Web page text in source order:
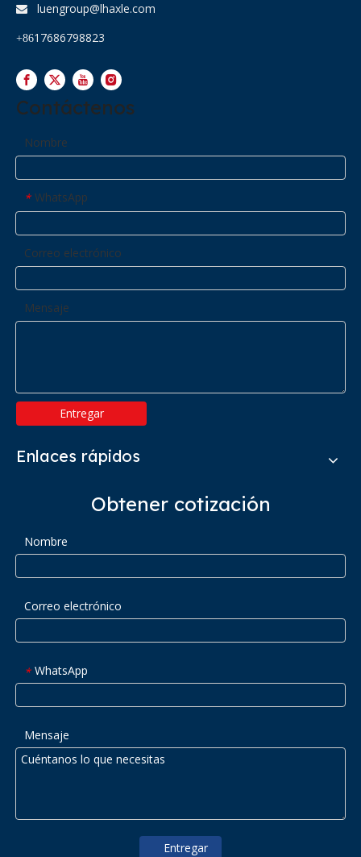
 luengroup@lhaxle.com
+8617686798823
Contáctenos
Nombre
* WhatsApp
Correo electrónico
Mensaje
Entregar
Enlaces rápidos
Obtener cotización
Nombre
Correo electrónico
* WhatsApp
Mensaje
Entregar